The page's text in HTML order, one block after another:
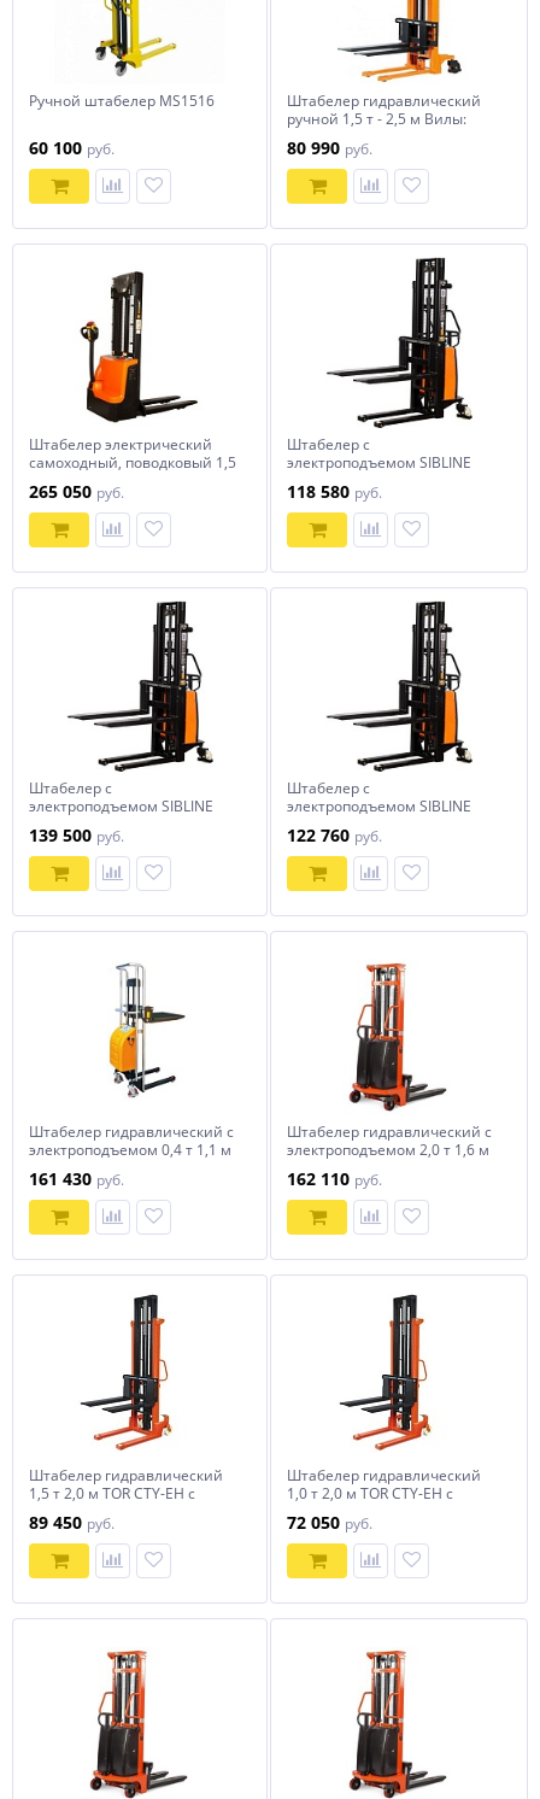
Ручной штабелер MS1516
60 100 руб.
Штабелер гидравлический
ручной 1,5 т - 2,5 м Вилы:
80 990 руб.
Штабелер электрический
самоходный, поводковый 1,5
АКБ, WS1535 SIBLINE
265 050 руб.
Штабелер с
электроподъемом SIBLINE
118 580 руб.
Штабелер с
электроподъемом SIBLINE
139 500 руб.
Штабелер с
электроподъемом SIBLINE
122 760 руб.
Штабелер гидравлический с
электроподъемом 0,4 т 1,1 м
161 430 руб.
Штабелер гидравлический с
электроподъемом 2,0 т 1,6 м
162 110 руб.
Штабелер гидравлический
1,5 т 2,0 м TOR CTY-EH с
89 450 руб.
Штабелер гидравлический
1,0 т 2,0 м TOR CTY-EH с
72 050 руб.